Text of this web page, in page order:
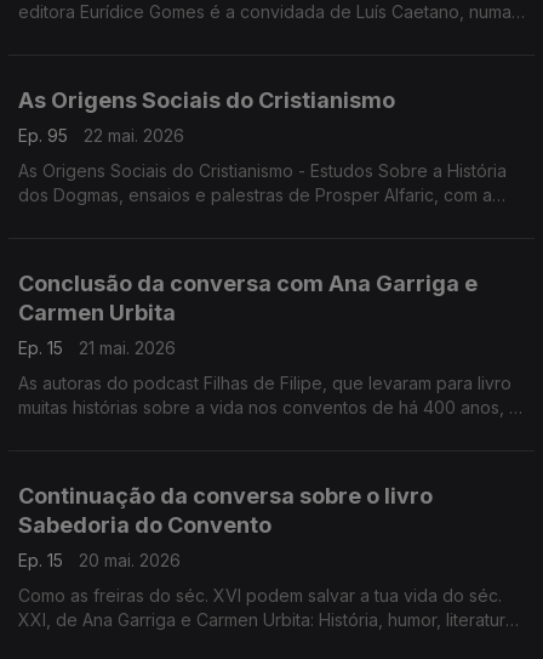
editora Eurídice Gomes é a convidada de Luís Caetano, numa
As Origens Sociais do Cristianismo
Ep. 95
22 mai. 2026
As Origens Sociais do Cristianismo - Estudos Sobre a História
dos Dogmas, ensaios e palestras de Prosper Alfaric, com a
Conclusão da conversa com Ana Garriga e
Carmen Urbita
Ep. 15
21 mai. 2026
As autoras do podcast Filhas de Filipe, que levaram para livro
muitas histórias sobre a vida nos conventos de há 400 anos, à
Continuação da conversa sobre o livro
Sabedoria do Convento
Ep. 15
20 mai. 2026
Como as freiras do séc. XVI podem salvar a tua vida do séc.
XXI, de Ana Garriga e Carmen Urbita: História, humor, literatura,